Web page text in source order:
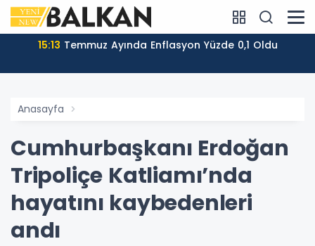
15:13 Temmuz Ayında Enflasyon Yüzde 0,1 Oldu
Anasayfa
Cumhurbaşkanı Erdoğan
Tripoliçe Katliamı’nda
hayatını kaybedenleri
andı